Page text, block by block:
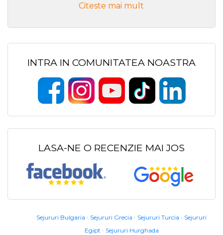
Citeste mai mult
INTRA IN COMUNITATEA NOASTRA
LASA-NE O RECENZIE MAI JOS
Sejururi Bulgaria Sejururi Grecia Sejururi Turcia
Sejururi
Egipt
Sejururi Hurghada